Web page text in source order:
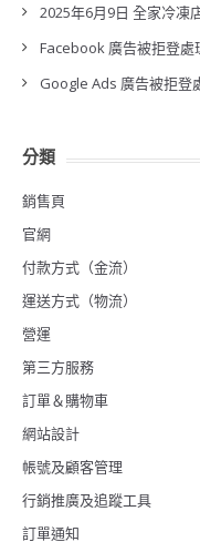
2025年6月9日 全家冷凍
Facebook 廣告被拒登處
Google Ads 廣告被拒登
分類
銷售頁
官網
付款方式（金流）
運送方式（物流）
營運
第三方服務
訂單＆購物車
網站設計
帳號及顧客管理
行銷推廣及追蹤工具
訂單通知